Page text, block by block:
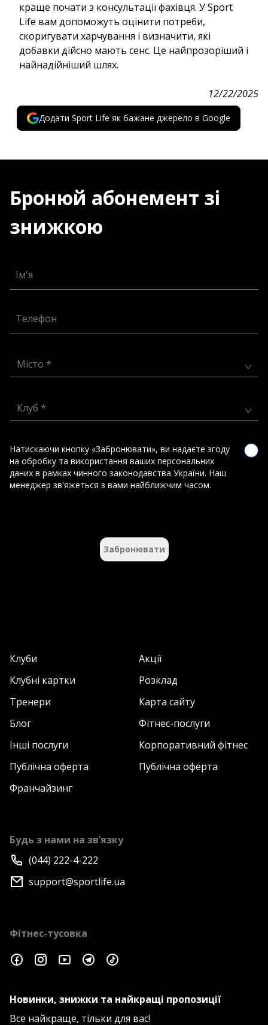
краще почати з консультації фахівця. У Sport
Life вам допоможуть оцінити потреби,
скоригувати харчування і визначити, які
добавки дійсно мають сенс. Це найпрозоріший і
найнадійніший шлях.
12/22/2025
Додати Sport Life як бажане джерело в Google
Бронюй абонемент зі
знижкою
Ім'я
Телефон
Місто *
Клуб *
Натискаючи кнопку «Забронювати», ви надаєте згоду
на обробку та використання ваших персональних
даних в рамках чинного законодавства України. Наш
менеджер зв'яжеться з вами найближчим часом.
Забронювати
Клуби
Акції
Клубні картки
Розклад
Тренери
Карта сайту
Блог
Фітнес-послуги
Інші послуги
Корпоративний фітнес
Публічна оферта
Публічна оферта
Франчайзинг
Будь з нами на зв’язку
(044) 222-4-222
support@sportlife.ua
Фітнес-тусовка
Новинки, знижки та найкращі пропозиції
Все найкраще, тільки для вас!